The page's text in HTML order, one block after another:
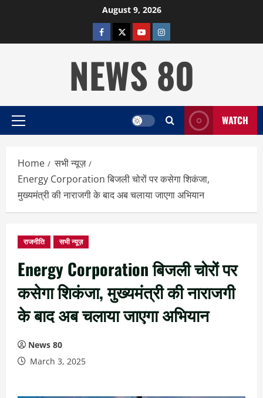
August 9, 2026
facebooktwitterYOUTUBE
instagram
NEWS 80
Primary
WATCH
Home
सभी न्यूज़
Energy Corporation बिजली चोरों पर कसेगा शिकंजा,
मुख्यमंत्री की नाराजगी के बाद अब चलाया जाएगा अभियान
राजनीति सभी न्यूज़
Energy Corporation बिजली चोरों पर
कसेगा शिकंजा, मुख्यमंत्री की नाराजगी
के बाद अब चलाया जाएगा अभियान
News 80
March 3, 2025